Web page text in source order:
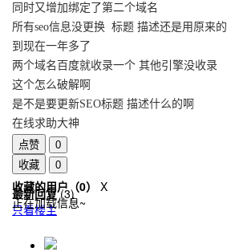
同时又增加绑定了第二个域名
所有seo信息没更换 标题 描述还是用原来的
到现在一年多了
两个域名百度就收录一个 其他引擎没收录
这个怎么破解啊
是不是要更新SEO标题 描述什么的啊
在线求助大神
点赞
0
收藏
0
收藏的用户（0）
X
正在加载信息~
最新回复(3)
只看楼主